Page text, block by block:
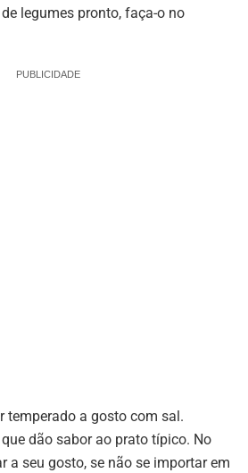
legumes pronto, faça-o no
PUBLICIDADE
temperado a gosto com sal.
dão sabor ao prato típico. No
a seu gosto, se não se importar em